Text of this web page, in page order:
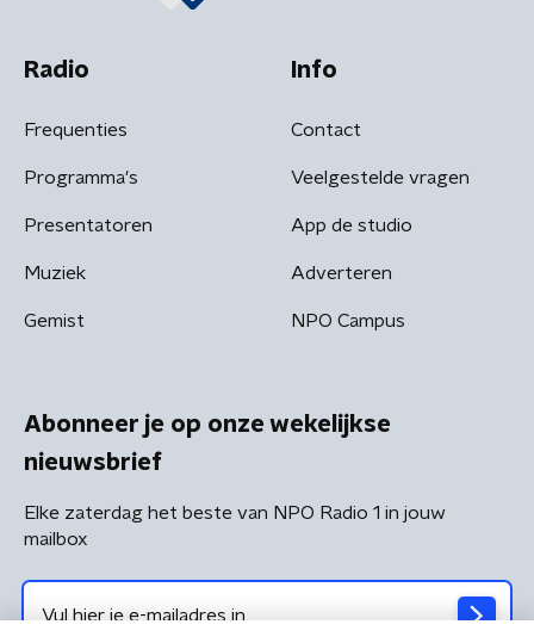
Radio
Frequenties
Programma's
Presentatoren
Muziek
Gemist
Info
Contact
Veelgestelde vragen
App de studio
Adverteren
NPO Campus
Abonneer je op onze wekelijkse
nieuwsbrief
Elke zaterdag het beste van NPO Radio 1 in jouw
mailbox